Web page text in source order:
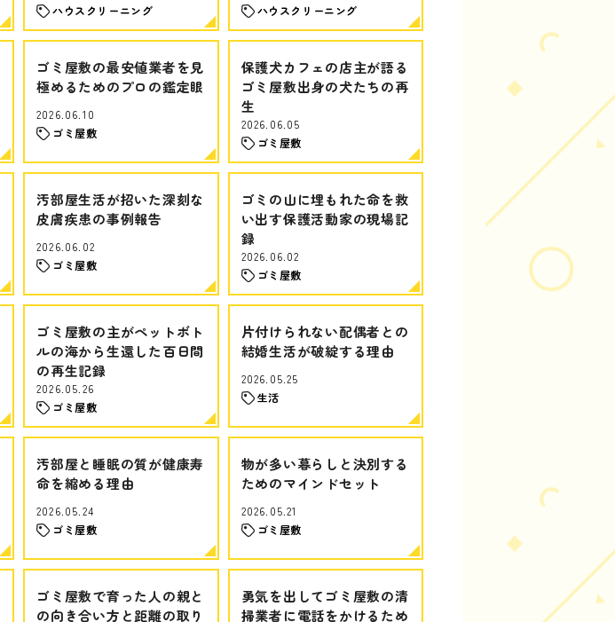
ハウスクリーニング
ハウスクリーニング
ゴミ屋敷の最安値業者を見
極めるためのプロの鑑定眼
2026.06.10
ゴミ屋敷
保護犬カフェの店主が語る
ゴミ屋敷出身の犬たちの再
生
2026.06.05
ゴミ屋敷
汚部屋生活が招いた深刻な
皮膚疾患の事例報告
2026.06.02
ゴミ屋敷
ゴミの山に埋もれた命を救
い出す保護活動家の現場記
録
2026.06.02
ゴミ屋敷
ゴミ屋敷の主がペットボト
ルの海から生還した百日間
の再生記録
2026.05.26
ゴミ屋敷
片付けられない配偶者との
結婚生活が破綻する理由
2026.05.25
生活
汚部屋と睡眠の質が健康寿
命を縮める理由
2026.05.24
ゴミ屋敷
物が多い暮らしと決別する
ためのマインドセット
2026.05.21
ゴミ屋敷
ゴミ屋敷で育った人の親と
の向き合い方と距離の取り
勇気を出してゴミ屋敷の清
掃業者に電話をかけるため